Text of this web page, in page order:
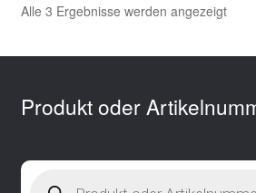
Alle 3 Ergebnisse werden angezeigtNach
Produkt oder